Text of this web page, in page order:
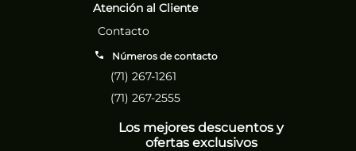
Atención al Cliente
Contacto
Números de contacto
(71) 267-1261
(71) 267-2555
Los mejores descuentos y
ofertas exclusivos